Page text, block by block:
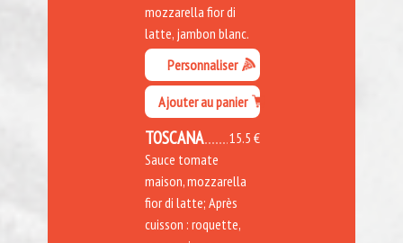
mozzarella fior di
latte, jambon blanc.
Personnaliser
Ajouter au panier
15.5 €
TOSCANA
Sauce tomate
maison, mozzarella
fior di latte; Après
cuisson : roquette,